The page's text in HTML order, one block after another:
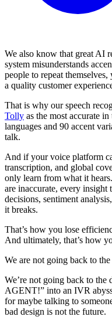
We also know that great AI
system misunderstands
people to repeat
a quality customer
That is why our speech
Tolly as the most accurate
languages and 90 accent
talk.
And if your voice platform
transcription, and global
only learn from what it
are inaccurate, every
decisions, sentiment
it breaks.
That’s how you lose
And ultimately, that’s how
We are not going back to
We’re not going back to
AGENT!” into an IVR
for maybe talking to
bad design is not the future.